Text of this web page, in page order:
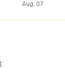
Aug. 07